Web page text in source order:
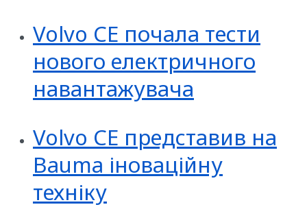
Volvo CE почала тести
нового електричного
навантажувача
Volvo CE представив на
Вauma іноваційну
техніку